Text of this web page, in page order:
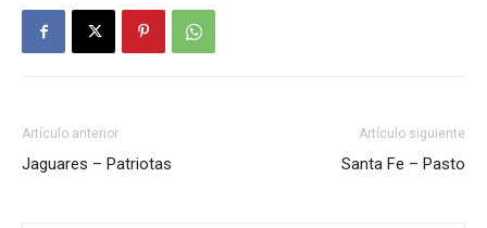
Artículo anterior
Jaguares – Patriotas
Artículo siguiente
Santa Fe – Pasto